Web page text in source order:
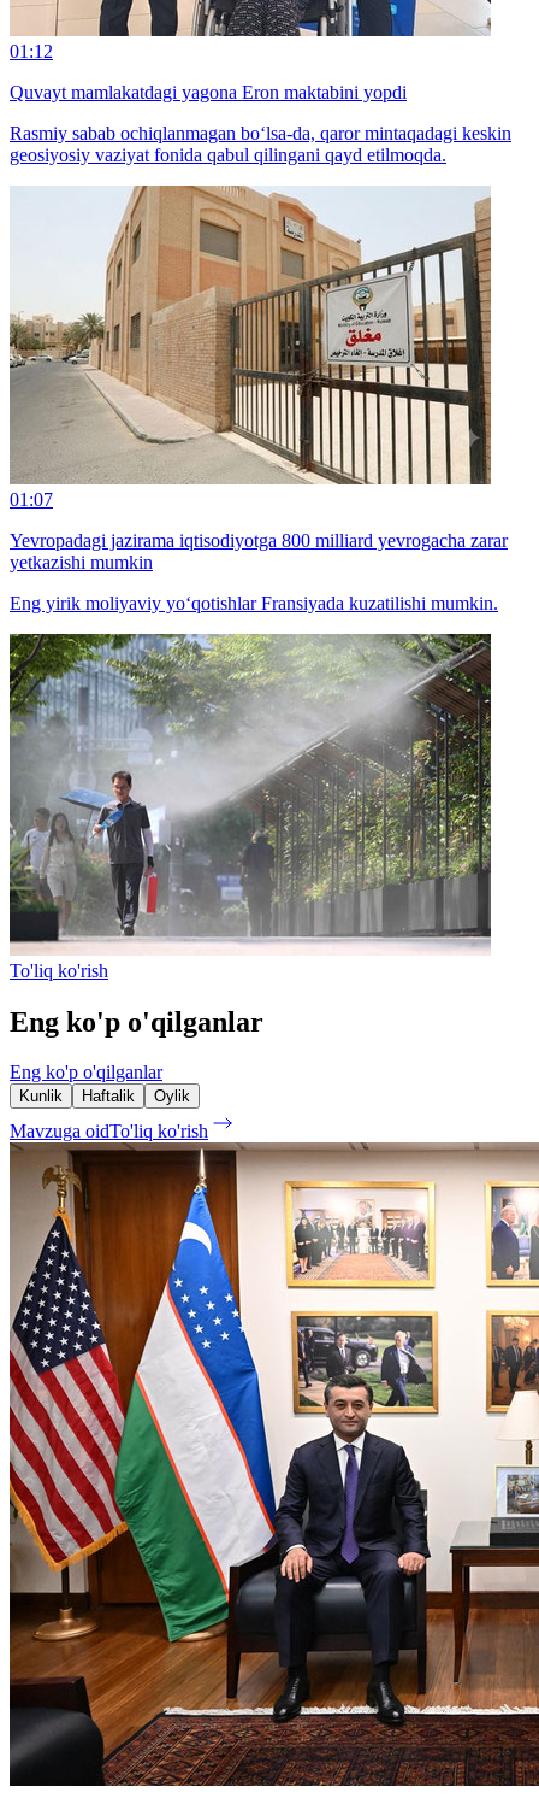
01:12
Quvayt mamlakatdagi yagona Eron maktabini yopdi
Rasmiy sabab ochiqlanmagan bo‘lsa-da, qaror mintaqadagi keskin
geosiyosiy vaziyat fonida qabul qilingani qayd etilmoqda.
01:07
Yevropadagi jazirama iqtisodiyotga 800 milliard yevrogacha zarar
yetkazishi mumkin
Eng yirik moliyaviy yo‘qotishlar Fransiyada kuzatilishi mumkin.
To'liq ko'rish
Eng ko'p o'qilganlar
Eng ko'p o'qilganlar
Kunlik Haftalik Oylik
Mavzuga oidTo'liq ko'rish